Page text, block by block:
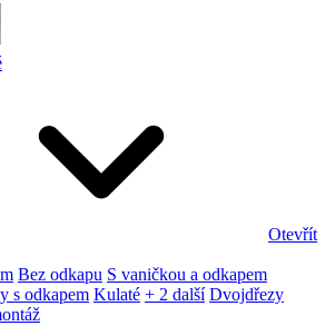
Otevřít
Bez odkapu S vaničkou a odkapem
s odkapem Kulaté + 2 další Dvojdřezy